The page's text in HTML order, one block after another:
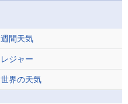
週間天気
レジャー
世界の天気